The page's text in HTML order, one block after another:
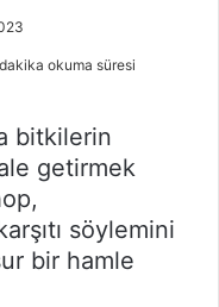
okuma süresi
bitkilerin
getirmek
söylemini
bir hamle